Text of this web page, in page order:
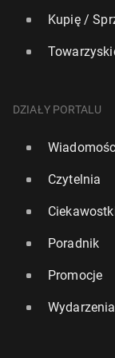
25 lutego, 17:00
Kupię /
DZIAŁY PORTALU
Czytelnia
Poradnik
Promocje
Wydarzenia